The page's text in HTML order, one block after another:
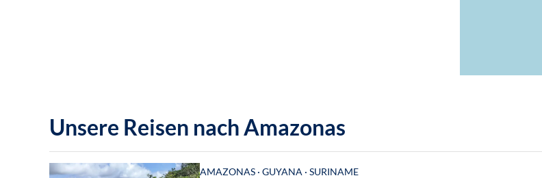
Unsere Reisen nach Amazonas
AMAZONAS · GUYANA · SURINAME